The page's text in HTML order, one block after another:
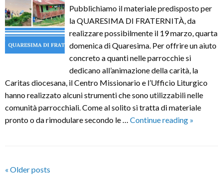
Pubblichiamo il materiale predisposto per
la QUARESIMA DI FRATERNITÀ, da
realizzare possibilmente il 19 marzo, quarta
domenica di Quaresima. Per offrire un aiuto
concreto a quanti nelle parrocchie si
dedicano all’animazione della carità, la
Caritas diocesana, il Centro Missionario e l’Ufficio Liturgico
hanno realizzato alcuni strumenti che sono utilizzabili nelle
comunità parrocchiali. Come al solito si tratta di materiale
pronto o da rimodulare secondo le … Continue reading »
P
« Older posts